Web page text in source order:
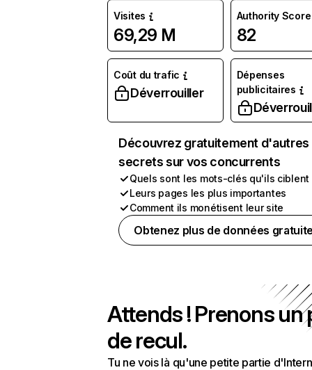
Visites
69,29 M
Authority Score
82
Coût du trafic
Déverrouiller
Dépenses
publicitaires
Découvrez gratuitement d'autres
secrets sur vos concurrents
Quels sont les mots-clés qu'ils ciblent
Leurs pages les plus importantes
Comment ils monétisent leur site
Obtenez plus de données
Attends ! Prenons un
de recul.
Tu ne vois là qu'une petite partie